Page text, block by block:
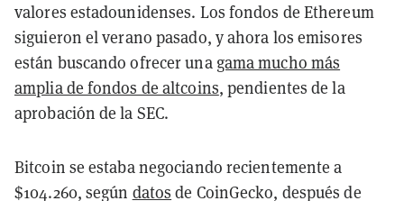
valores estadounidenses. Los fondos de Ethereum
siguieron el verano pasado, y ahora los emisores
están buscando ofrecer una gama mucho más
amplia de fondos de altcoins, pendientes de la
aprobación de la SEC.
Bitcoin se estaba negociando recientemente a
$104.260, según datos de CoinGecko, después de